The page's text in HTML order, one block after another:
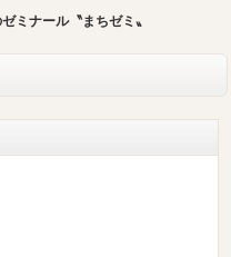
ミナール〝まちゼミ〟